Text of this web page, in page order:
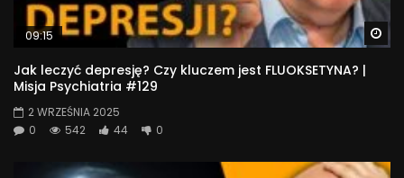
09:15
Jak leczyć depresję? Czy kluczem jest FLUOKSETYNA? |
Misja Psychiatria #129
2 WRZEŚNIA 2025
0
542 44 0